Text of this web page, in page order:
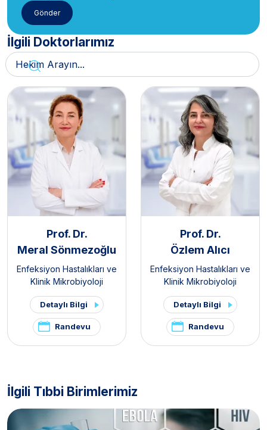
İlgili Doktorlarımız
Prof. Dr.
Meral Sönmezoğlu
Enfeksiyon Hastalıkları ve
Klinik Mikrobiyoloji
Detaylı Bilgi
Randevu
Prof. Dr.
Özlem Alıcı
Enfeksiyon Hastalıkları ve
Klinik Mikrobiyoloji
Detaylı Bilgi
Randevu
İlgili Tıbbi Birimlerimiz